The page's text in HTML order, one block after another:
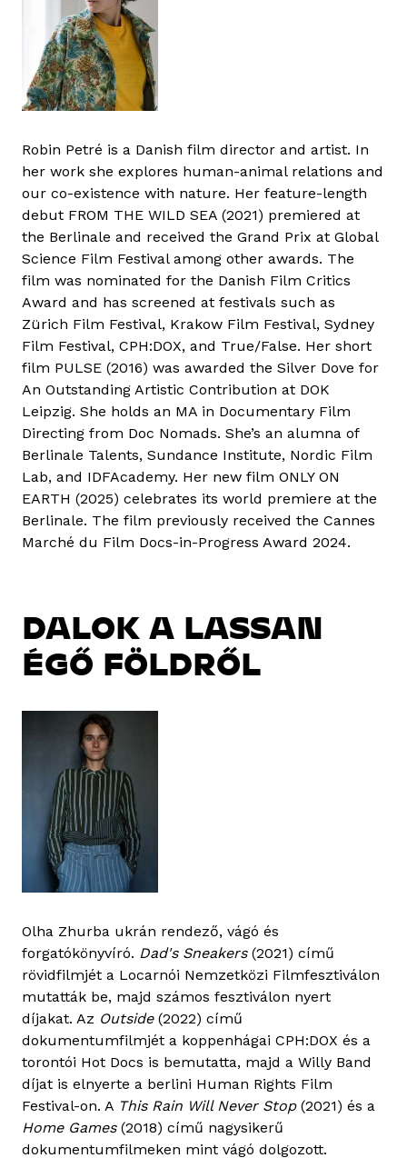
Robin Petré is a Danish film director and artist. In
her work she explores human-animal relations and
our co-existence with nature. Her feature-length
debut FROM THE WILD SEA (2021) premiered at
the Berlinale and received the Grand Prix at Global
Science Film Festival among other awards. The
film was nominated for the Danish Film Critics
Award and has screened at festivals such as
Zürich Film Festival, Krakow Film Festival, Sydney
Film Festival, CPH:DOX, and True/False. Her short
film PULSE (2016) was awarded the Silver Dove for
An Outstanding Artistic Contribution at DOK
Leipzig. She holds an MA in Documentary Film
Directing from Doc Nomads. She’s an alumna of
Berlinale Talents, Sundance Institute, Nordic Film
Lab, and IDFAcademy. Her new film ONLY ON
EARTH (2025) celebrates its world premiere at the
Berlinale. The film previously received the Cannes
Marché du Film Docs-in-Progress Award 2024.
DALOK A LASSAN
ÉGŐ FÖLDRŐL
Olha Zhurba ukrán rendező, vágó és
forgatókönyvíró. Dad's Sneakers(2021) című
rövidfilmjét a Locarnói Nemzetközi Filmfesztiválon
mutatták be, majd számos fesztiválon nyert
díjakat. Az Outside(2022) című
dokumentumfilmjét a koppenhágai CPH:DOX és a
torontói Hot Docs is bemutatta, majd a Willy Band
díjat is elnyerte a berlini Human Rights Film
Festival-on. A This Rain Will Never Stop(2021) és a
Home Games(2018) című nagysikerű
dokumentumfilmeken mint vágó dolgozott.